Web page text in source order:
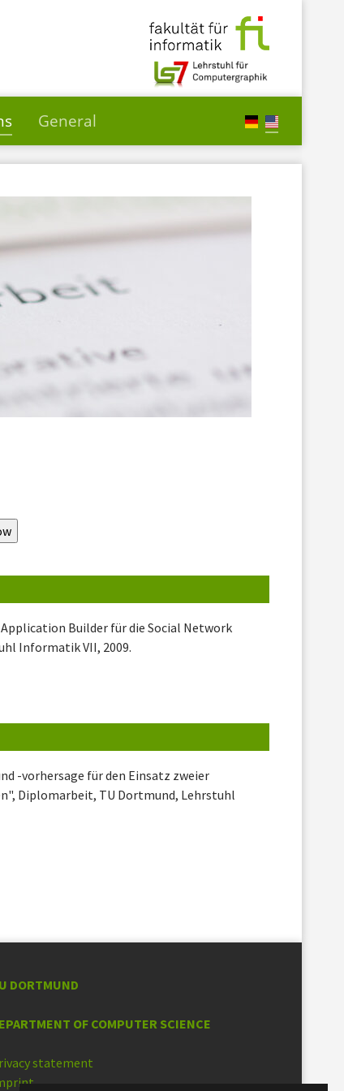
General
Builder für die Social Network
Informatik VII, 2009.
-vorhersage für den Einsatz zweier
Diplomarbeit, TU Dortmund, Lehrstuhl
DORTMUND
OF COMPUTER SCIENCE
statement